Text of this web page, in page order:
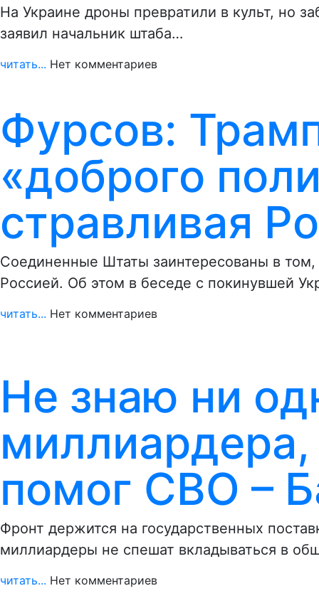
На Украине дроны превратили в культ, но
заявил начальник штаба…
читать... Нет комментариев
Фурсов:
«доброго
стравливая
Соединенные Штаты заинтересованы в
Россией. Об этом в беседе с покинувшей
читать... Нет комментариев
Не знаю ни
помог СВО –
Фронт держится на государственных
миллиардеры не спешат вкладываться в
читать... Нет комментариев